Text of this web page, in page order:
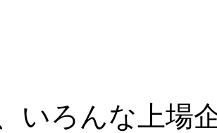
いろんな上場